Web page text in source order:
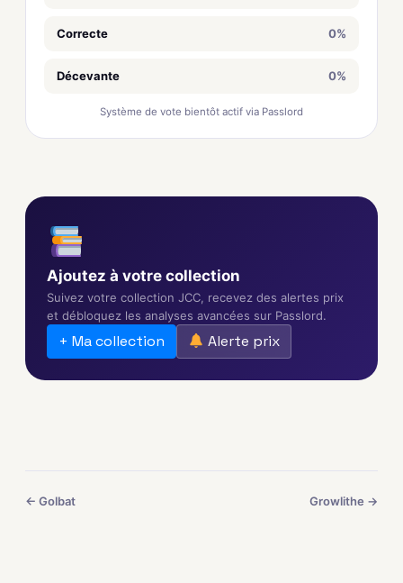
Correcte 0%
Décevante 0%
Système de vote bientôt actif via Passlord
Ajoutez à votre collection
Suivez votre collection JCC, recevez des alertes prix
et débloquez les analyses avancées sur Passlord.
+ Ma collection Alerte prix
← Golbat Growlithe →